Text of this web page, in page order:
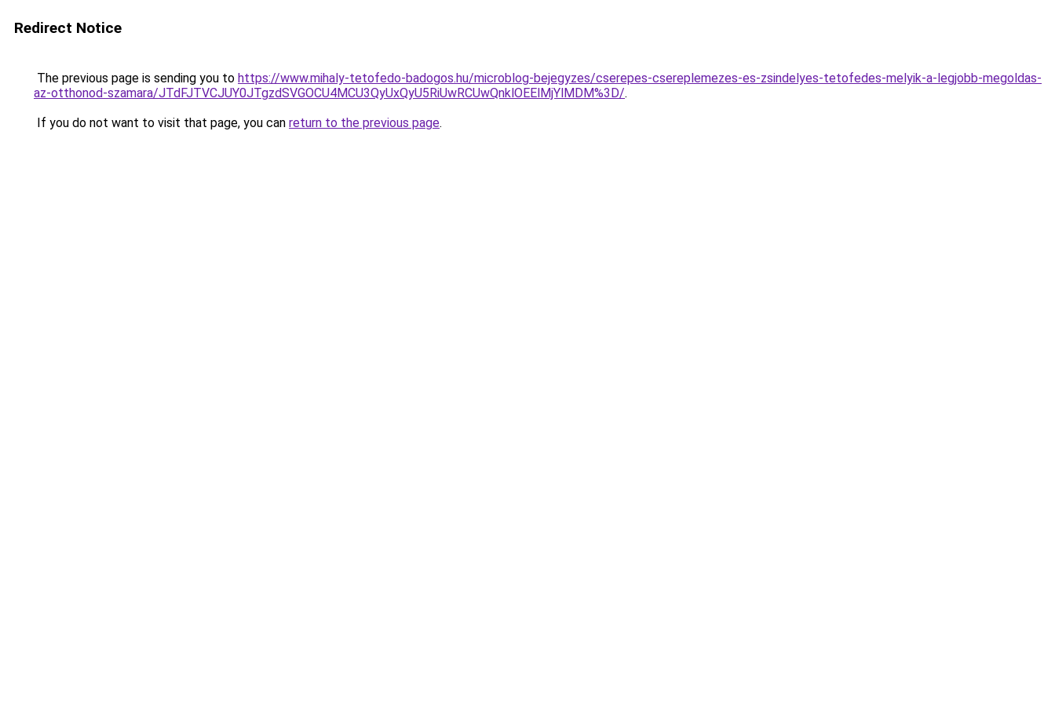
Redirect Notice
The previous page is sending you to https://www.mihaly-tetofedo-badogos.hu/microblog-bejegyzes/cserepes-csereplemezes-es-zsindelyes-tetofedes-melyik-a-legjobb-megoldas-
az-otthonod-szamara/JTdFJTVCJUY0JTgzdSVGOCU4MCU3QyUxQyU5RiUwRCUwQnklOEElMjYlMDM%3D/.
If you do not want to visit that page, you can return to the previous page.